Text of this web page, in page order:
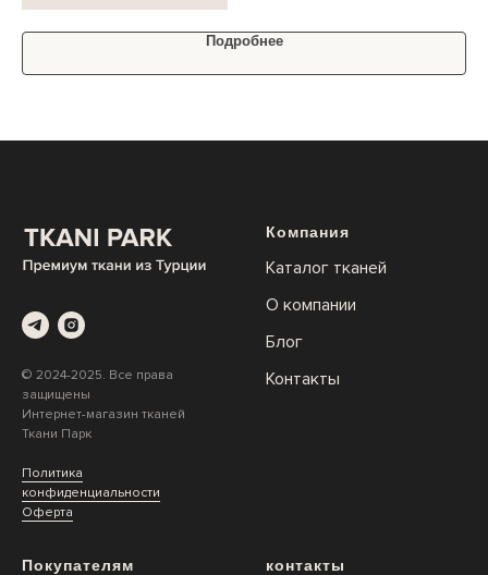
Подробнее
© 2024-2025. Все права
защищены
Интернет-магазин тканей
Ткани Парк
Политика
конфиденциальности
Оферта
Компания
Каталог тканей
О компании
Блог
Контакты
Покупателям контакты